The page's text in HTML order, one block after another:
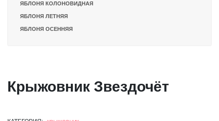
Крыжовник Звездочёт
ЯБЛОНЯ КОЛОНОВИДНАЯ
ЯБЛОНЯ ЛЕТНЯЯ
ЯБЛОНЯ ОСЕННЯЯ